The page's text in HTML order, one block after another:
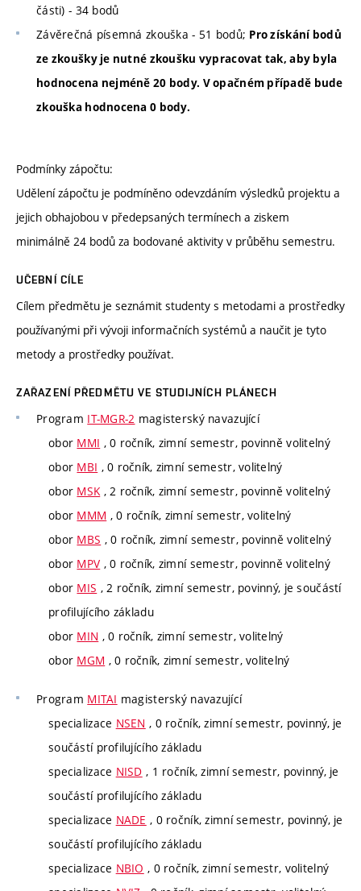
části) - 34 bodů
Závěrečná písemná zkouška - 51 bodů; Pro získání bodů
ze zkoušky je nutné zkoušku vypracovat tak, aby byla
hodnocena nejméně 20 body. V opačném případě bude
zkouška hodnocena 0 body.
Podmínky zápočtu:
Udělení zápočtu je podmíněno odevzdáním výsledků projektu a
jejich obhajobou v předepsaných termínech a ziskem
minimálně 24 bodů za bodované aktivity v průběhu semestru.
UČEBNÍ CÍLE
Cílem předmětu je seznámit studenty s metodami a prostředky
používanými při vývoji informačních systémů a naučit je tyto
metody a prostředky používat.
ZAŘAZENÍ PŘEDMĚTU VE STUDIJNÍCH PLÁNECH
Program IT-MGR-2 magisterský navazující
obor MMI , 0 ročník, zimní semestr, povinně volitelný
obor MBI , 0 ročník, zimní semestr, volitelný
obor MSK, 2 ročník, zimní semestr, povinně volitelný
obor MMM , 0 ročník, zimní semestr, volitelný
obor MBS , 0 ročník, zimní semestr, povinně volitelný
obor MPV , 0 ročník, zimní semestr, povinně volitelný
obor MIS , 2 ročník, zimní semestr, povinný, je součástí
profilujícího základu
obor MIN , 0 ročník, zimní semestr, volitelný
obor MGM , 0 ročník, zimní semestr, volitelný
Program MITAI magisterský navazující
specializace NSEN , 0 ročník, zimní semestr, povinný, je
součástí profilujícího základu
specializace NISD , 1 ročník, zimní semestr, povinný, je
součástí profilujícího základu
specializace NADE , 0 ročník, zimní semestr, povinný, je
součástí profilujícího základu
specializace NBIO , 0 ročník, zimní semestr, volitelný